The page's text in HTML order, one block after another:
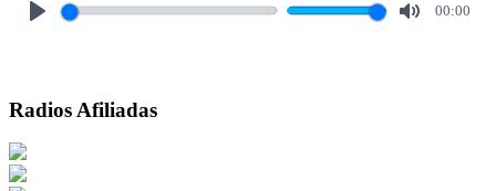
00:00
Radios Afiliadas